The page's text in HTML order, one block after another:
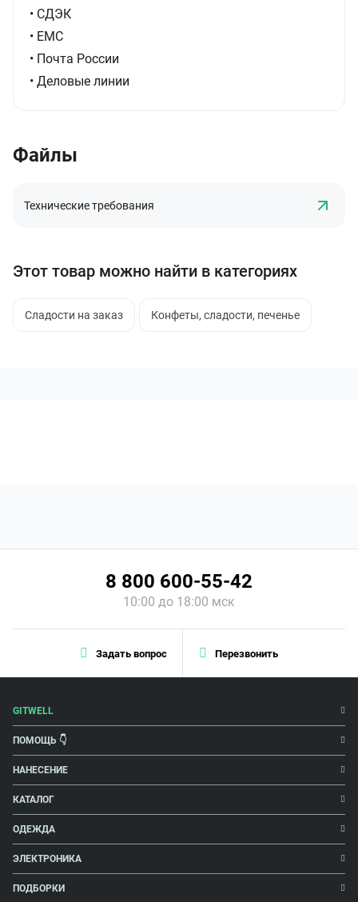
• СДЭК
• ЕМС
• Почта России
• Деловые линии
Файлы
Технические требования
Этот товар можно найти в категориях
Сладости на заказ Конфеты, сладости, печенье
Задать вопрос Перезвонить
8 800 600-55-42
10:00 до 18:00 мск
GITWELL
ПОМОЩЬ 👇
НАНЕСЕНИЕ
КАТАЛОГ
ОДЕЖДА
ЭЛЕКТРОНИКА
ПОДБОРКИ